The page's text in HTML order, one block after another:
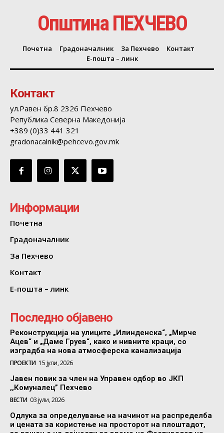
Општина ПЕХЧЕВО
Почетна Градоначалник За Пехчево
Контакт
Е-пошта – линк
Контакт
ул.Равен бр.8 2326 Пехчево
Република Северна Македонија
+389 (0)33 441 321
gradonacalnik@pehcevo.gov.mk
Информации
Почетна
Градоначалник
За Пехчево
Контакт
Е-пошта – линк
Последно објавено
Реконструкција на улиците „Илинденска“, „Мирче
Ацев“ и „Даме Груев“, како и нивните краци, со
изградба на нова атмосферска канализација
ПРОЕКТИ 15 јули, 2026
Јавен повик за член на Управен одбор во ЈКП
,,Комуналец” Пехчево
ВЕСТИ 03 јули, 2026
Одлука за определување на начинот на распределба
и цената за користење на просторот на плоштадот,